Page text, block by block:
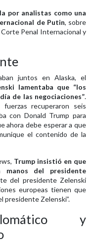
por analistas como una
de Putin, sobre
Penal Internacional y
juntos en Alaska, el
lamentaba que “los
de las negociaciones”.
recuperaron seis
con Donald Trump para
ahora debe esperar a que
el contenido de la
Trump insistió en que
del presidente
del presidente Zelenski
europeas tienen que
presidente Zelenski”.
y